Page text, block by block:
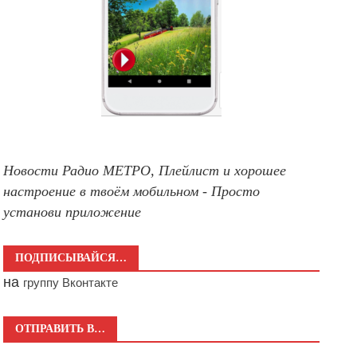
Новости Радио МЕТРО, Плейлист и хорошее
настроение в твоём мобильном - Просто
установи приложение
ПОДПИСЫВАЙСЯ…
на группу Вконтакте
ОТПРАВИТЬ В…